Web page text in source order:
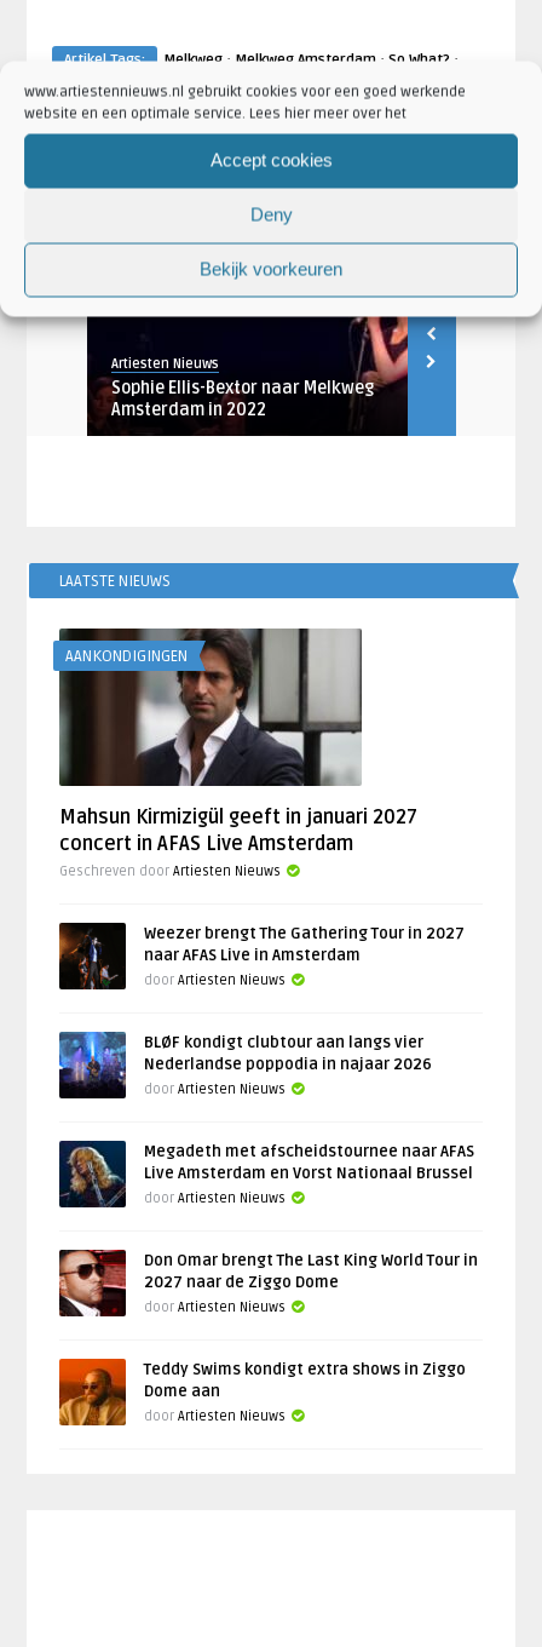
www.artiestennieuws.nl gebruikt cookies voor een goed werkende
website en een optimale service. Lees hier meer over het
Accept cookies
Deny
Bekijk voorkeuren
Artikel Tags: Melkweg· Melkweg Amsterdam· So What? ·
While She Sleeps·While She Sleeps Nederland ·You Are We
Artikel Categorieën:
Aankondigingen·Artiesten·
· Melkweg Amsterdam Nieuws
AANKONDIGINGEN
Artiesten Nieuws
Sophie Ellis-Bextor naar Melkweg
Amsterdam in 2022
LAATSTE NIEUWS
AANKONDIGINGEN
Mahsun Kirmizigül geeft in januari 2027
concert in AFAS Live Amsterdam
Geschreven doorArtiesten Nieuws
Weezer brengt The Gathering Tour in 2027
naar AFAS Live in Amsterdam
doorArtiesten Nieuws
BLØF kondigt clubtour aan langs vier
Nederlandse poppodia in najaar 2026
doorArtiesten Nieuws
Megadeth met afscheidstournee naar AFAS
Live Amsterdam en Vorst Nationaal Brussel
doorArtiesten Nieuws
Don Omar brengt The Last King World Tour in
2027 naar de Ziggo Dome
doorArtiesten Nieuws
Teddy Swims kondigt extra shows in Ziggo
Dome aan
doorArtiesten Nieuws